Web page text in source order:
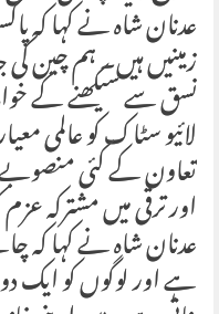
عدنان شاہ نے کہا کہ
زمینیں ہیں۔ ہم چین کی
نسق سے سیکھنے کے
لائیو سٹاک کو عالمی
تعاون کے کئی
اور ترقی میں مشترکہ
عدنان شاہ نے کہا کہ
ہے اور لوگوں کو